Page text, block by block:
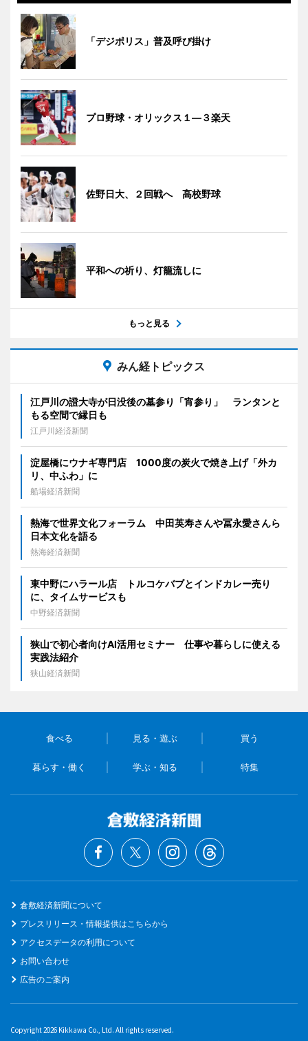
「デジポリス」普及呼び掛け
プロ野球・オリックス１―３楽天
佐野日大、２回戦へ 高校野球
平和への祈り、灯籠流しに
もっと見る
みん経トピックス
江戸川の證大寺が日没後の墓参り「宵参り」 ランタンと
もる空間で縁日も
江戸川経済新聞
淀屋橋にウナギ専門店 1000度の炭火で焼き上げ「外カ
リ、中ふわ」に
船場経済新聞
熱海で世界文化フォーラム 中田英寿さんや冨永愛さんら
日本文化を語る
熱海経済新聞
東中野にハラール店 トルコケバブとインドカレー売り
に、タイムサービスも
中野経済新聞
狭山で初心者向けAI活用セミナー 仕事や暮らしに使える
実践法紹介
狭山経済新聞
食べる 見る・遊ぶ 買う
暮らす・働く 学ぶ・知る 特集
倉敷経済新聞について
プレスリリース・情報提供はこちらから
アクセスデータの利用について
お問い合わせ
広告のご案内
Copyright 2026 Kikkawa Co., Ltd. All rights reserved.